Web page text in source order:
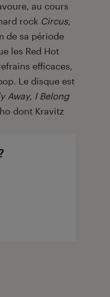
au cours
rock Circus,
de sa période
les Red Hot
efficaces,
Le disque est
Away, I Belong
dont Kravitz